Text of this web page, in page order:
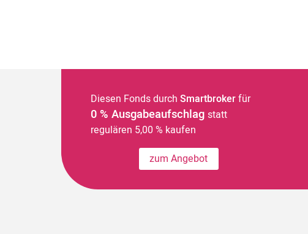
Diesen Fonds durch Smartbrokerfür
0 % Ausgabeaufschlag statt
regulären 5,00 % kaufen
zum Angebot